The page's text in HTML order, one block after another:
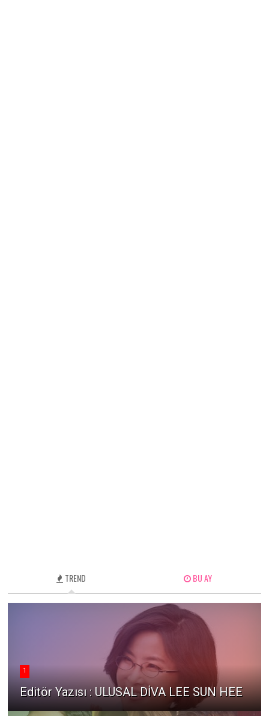
TREND BU AY
1
Editör Yazısı : ULUSAL DİVA LEE SUN HEE